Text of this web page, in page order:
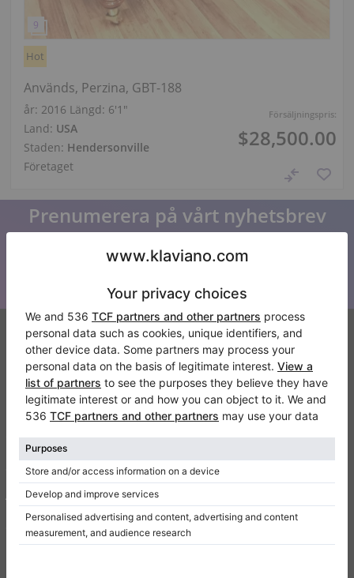
Försäljningspris:
$28,500.00
Hot
Används, Perzina, GBT-188
år: 2016 Längd: 6′1″
Land: USA
Staden: Hendersonville
Företaget
Prenumerera på vårt nyhetsbrev
Klaviano
Kontakt
Om oss
Skriv en recension
Användarvillkor
Sekretesspolicy